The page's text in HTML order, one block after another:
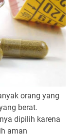
orang yang
berat.
dipilih karena
aman